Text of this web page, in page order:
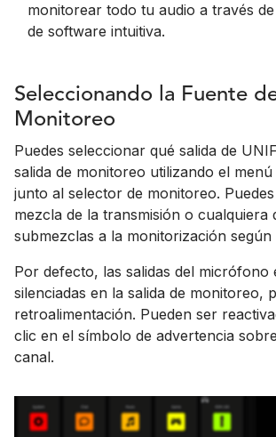
monitorear todo tu audio a través
de software intuitiva.
Seleccionando la Fuente
Monitoreo
Puedes seleccionar qué salida de
salida de monitoreo utilizando el menú
junto al selector de monitoreo.
mezcla de la transmisión o cualquiera
submezclas a la monitorización según
Por defecto, las salidas del micrófono
silenciadas en la salida de monitoreo,
retroalimentación. Pueden ser
clic en el símbolo de advertencia
canal.